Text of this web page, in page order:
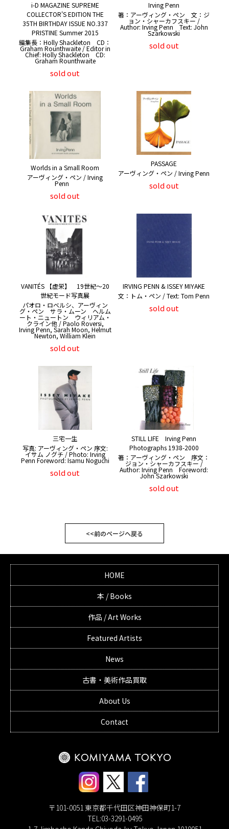
i-D MAGAZINE SUPREME
COLLECTOR'S EDITION THE
35TH BIRTHDAY ISSUE NO.337
PRISTINE Summer 2015
編集長：Holly Shackleton CD：
Graham Rounthwaite / Editor in
Chief: Holly Shackleton CD:
Graham Rounthwaite
sold out
Irving Penn
著：アーヴィング・ペン 文：ジ
ョン・シャーカフスキー /
Author: Irving Penn Text: John
Szarkowski
sold out
Worlds in a Small Room
アーヴィング・ペン / Irving
Penn
sold out
PASSAGE
アーヴィング・ペン / Irving Penn
sold out
VANITÉS 【虚栄】 19世紀〜20
世紀モード写真展
パオロ・ロベルシ、アーヴィン
グ・ペン サラ・ムーン ヘルム
ート・ニュートン ウィリアム・
クライン他 / Paolo Roversi,
Irving Penn, Sarah Moon, Helmut
Newton, William Klein
sold out
IRVING PENN & ISSEY MIYAKE
文：トム・ペン / Text: Tom Penn
sold out
三宅一生
写真: アーヴィング・ペン 序文:
イサム ノグチ / Photo: Irving
Penn Foreword: Isamu Noguchi
sold out
STILL LIFE Irving Penn
Photographs 1938-2000
著：アーヴィング・ペン 序文：
ジョン・シャーカフスキー /
Author: Irving Penn Foreword:
John Szarkowski
sold out
<<前のページへ戻る
HOME
本 / Books
作品 / Art Works
Featured Artists
News
古書・美術作品買取
About Us
Contact
〒101-0051 東京都千代田区神田神保町1-7
TEL:03-3291-0495